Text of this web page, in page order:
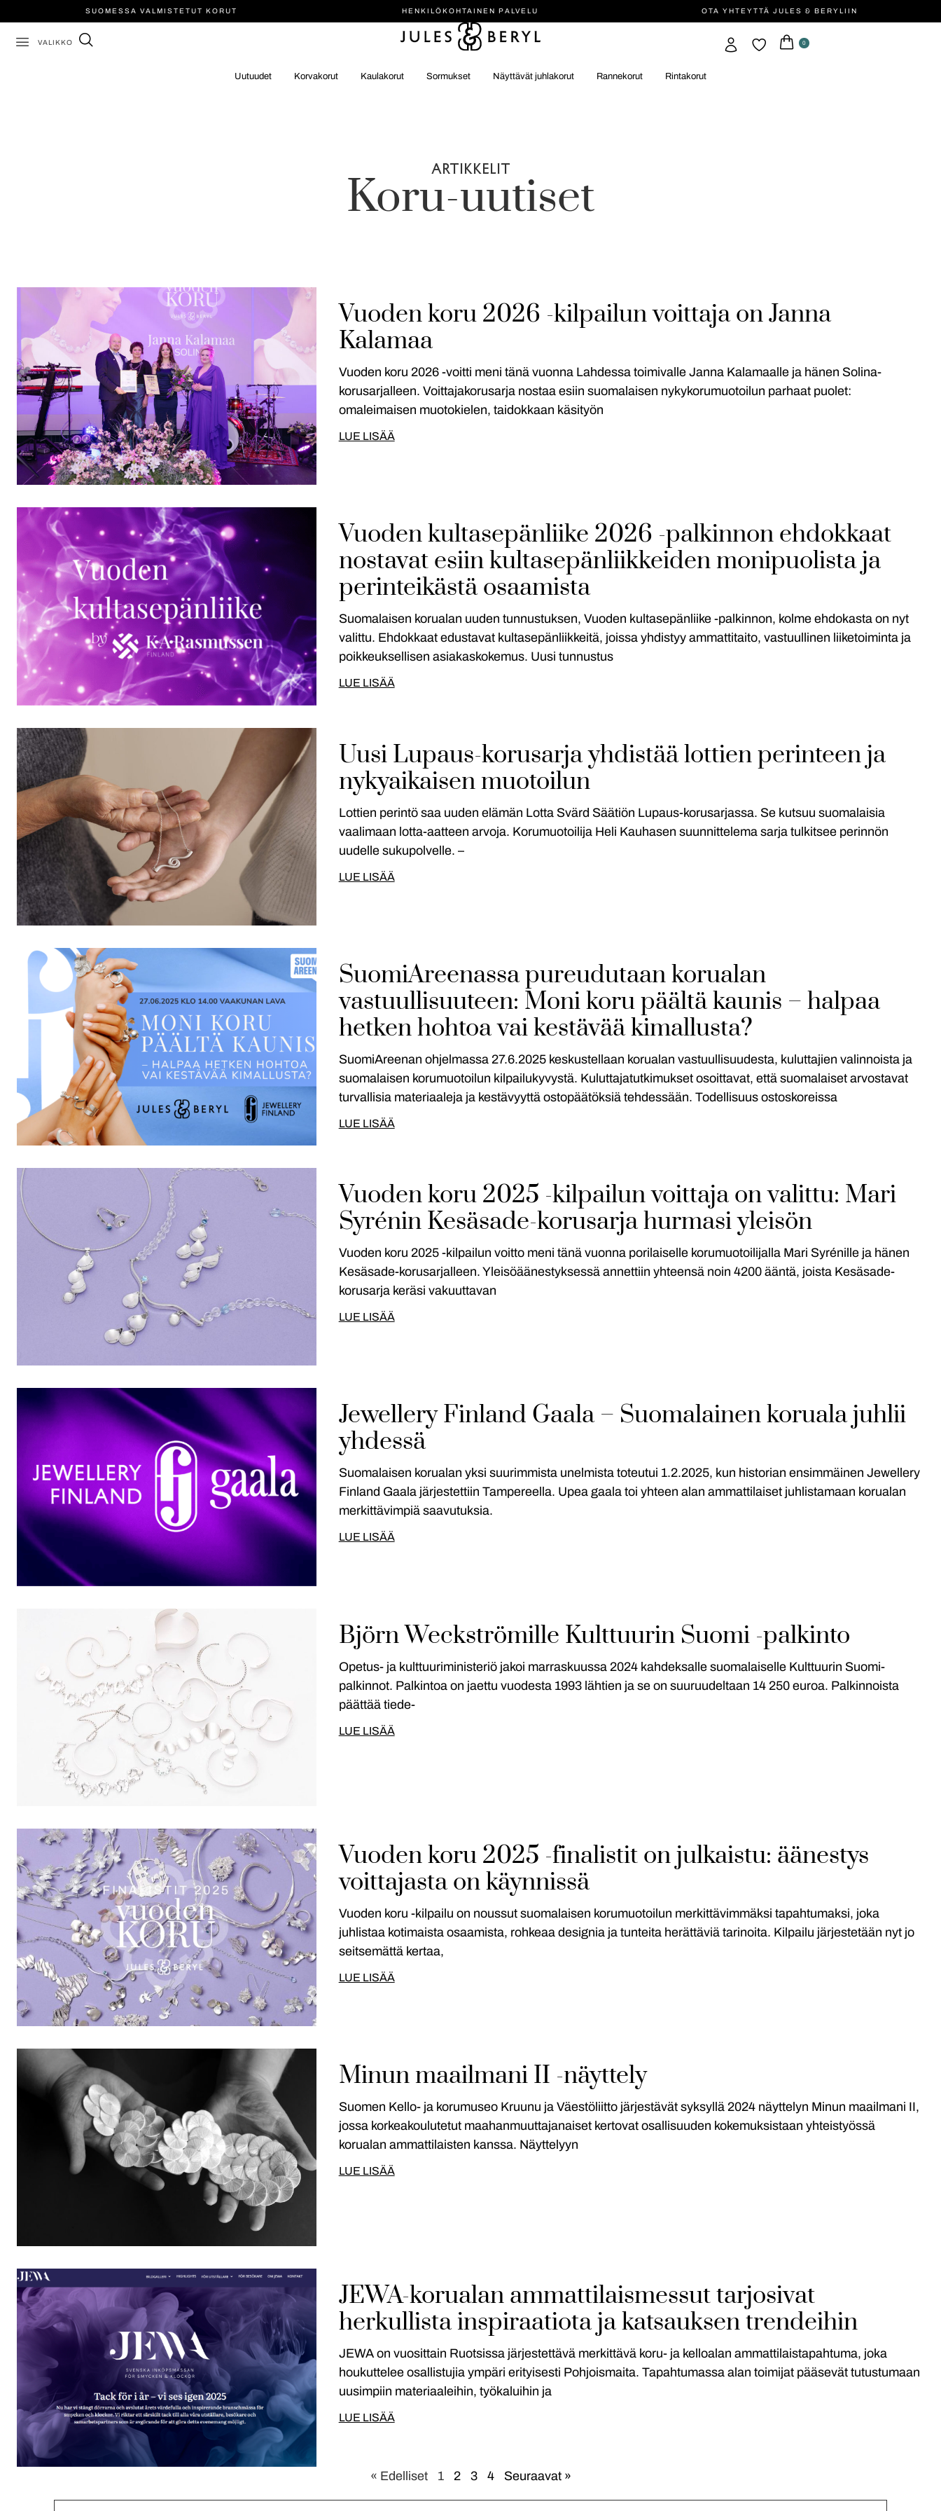
SUOMESSA VALMISTETUT KORUT HENKILÖ­KOHTAINEN PALVELU OTA YHTEYTTÄ JULES & BERYLIIN
VALIKKO 0
Uutuudet Korvakorut Kaulakorut Sormukset Näyttävät juhlakorut Rannekorut Rintakorut
ARTIKKELIT
Koru-uutiset
Vuoden koru 2026 -kilpailun voittaja on Janna
Kalamaa
Vuoden koru 2026 -voitti meni tänä vuonna Lahdessa toimivalle Janna Kalamaalle ja hänen Solina-
korusarjalleen. Voittajakorusarja nostaa esiin suomalaisen nykykorumuotoilun parhaat puolet:
omaleimaisen muotokielen, taidokkaan käsityön
LUE LISÄÄ
Vuoden kultasepänliike 2026 -palkinnon ehdokkaat
nostavat esiin kultasepänliikkeiden monipuolista ja
perinteikästä osaamista
Suomalaisen korualan uuden tunnustuksen, Vuoden kultasepänliike -palkinnon, kolme ehdokasta on nyt
valittu. Ehdokkaat edustavat kultasepänliikkeitä, joissa yhdistyy ammattitaito, vastuullinen liiketoiminta ja
poikkeuksellisen asiakaskokemus. Uusi tunnustus
LUE LISÄÄ
Uusi Lupaus-korusarja yhdistää lottien perinteen ja
nykyaikaisen muotoilun
Lottien perintö saa uuden elämän Lotta Svärd Säätiön Lupaus-korusarjassa. Se kutsuu suomalaisia
vaalimaan lotta-aatteen arvoja. Korumuotoilija Heli Kauhasen suunnittelema sarja tulkitsee perinnön
uudelle sukupolvelle. –
LUE LISÄÄ
SuomiAreenassa pureudutaan korualan
vastuullisuuteen: Moni koru päältä kaunis – halpaa
hetken hohtoa vai kestävää kimallusta?
SuomiAreenan ohjelmassa 27.6.2025 keskustellaan korualan vastuullisuudesta, kuluttajien valinnoista ja
suomalaisen korumuotoilun kilpailukyvystä. Kuluttajatutkimukset osoittavat, että suomalaiset arvostavat
turvallisia materiaaleja ja kestävyyttä ostopäätöksiä tehdessään. Todellisuus ostoskoreissa
LUE LISÄÄ
Vuoden koru 2025 -kilpailun voittaja on valittu: Mari
Syrénin Kesäsade-korusarja hurmasi yleisön
Vuoden koru 2025 -kilpailun voitto meni tänä vuonna porilaiselle korumuotoilijalla Mari Syrénille ja hänen
Kesäsade-korusarjalleen. Yleisöäänestyksessä annettiin yhteensä noin 4200 ääntä, joista Kesäsade-
korusarja keräsi vakuuttavan
LUE LISÄÄ
Jewellery Finland Gaala – Suomalainen koruala juhlii
yhdessä
Suomalaisen korualan yksi suurimmista unelmista toteutui 1.2.2025, kun historian ensimmäinen Jewellery
Finland Gaala järjestettiin Tampereella. Upea gaala toi yhteen alan ammattilaiset juhlistamaan korualan
merkittävimpiä saavutuksia.
LUE LISÄÄ
Björn Weckströmille Kulttuurin Suomi -palkinto
Opetus- ja kulttuuriministeriö jakoi marraskuussa 2024 kahdeksalle suomalaiselle Kulttuurin Suomi-
palkinnot. Palkintoa on jaettu vuodesta 1993 lähtien ja se on suuruudeltaan 14 250 euroa. Palkinnoista
päättää tiede-
LUE LISÄÄ
Vuoden koru 2025 -finalistit on julkaistu: äänestys
voittajasta on käynnissä
Vuoden koru -kilpailu on noussut suomalaisen korumuotoilun merkittävimmäksi tapahtumaksi, joka
juhlistaa kotimaista osaamista, rohkeaa designia ja tunteita herättäviä tarinoita. Kilpailu järjestetään nyt jo
seitsemättä kertaa,
LUE LISÄÄ
Minun maailmani II -näyttely
Suomen Kello- ja korumuseo Kruunu ja Väestöliitto järjestävät syksyllä 2024 näyttelyn Minun maailmani II,
jossa korkeakoulutetut maahanmuuttajanaiset kertovat osallisuuden kokemuksistaan yhteistyössä
korualan ammattilaisten kanssa. Näyttelyyn
LUE LISÄÄ
JEWA-korualan ammattilaismessut tarjosivat
herkullista inspiraatiota ja katsauksen trendeihin
JEWA on vuosittain Ruotsissa järjestettävä merkittävä koru- ja kelloalan ammattilaistapahtuma, joka
houkuttelee osallistujia ympäri erityisesti Pohjoismaita. Tapahtumassa alan toimijat pääsevät tutustumaan
uusimpiin materiaaleihin, työkaluihin ja
LUE LISÄÄ
« Edelliset 1 2 3 4 Seuraavat »